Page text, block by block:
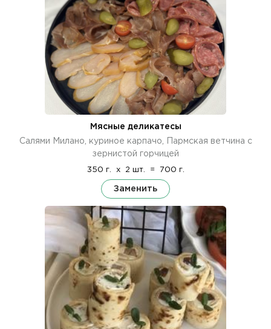
Мясные деликатесы
Салями Милано, куриное карпачо, Пармская ветчина с
зернистой горчицей
350 г. x 2 шт. = 700 г.
Заменить